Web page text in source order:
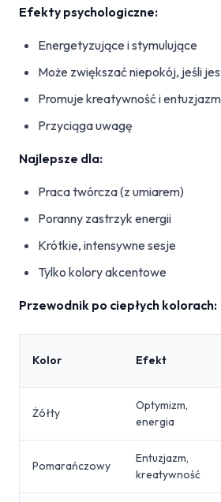
Efekty psychologiczne:
Energetyzujące i stymulujące
Może zwiększać niepokój, jeśli
Promuje kreatywność i entuzjazm
Przyciąga uwagę
Najlepsze dla:
Praca twórcza (z umiarem)
Poranny zastrzyk energii
Krótkie, intensywne sesje
Tylko kolory akcentowe
Przewodnik po ciepłych kolorach:
Kolor Efekt
Żółty
Optymizm,
energia
Pomarańczowy
Entuzjazm,
kreatywność